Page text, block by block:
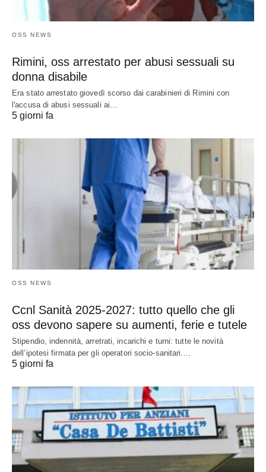
OSS NEWS
Rimini, oss arrestato per abusi sessuali su
donna disabile
Era stato arrestato giovedì scorso dai carabinieri di Rimini con
l'accusa di abusi sessuali ai…
5 giorni fa
OSS NEWS
Ccnl Sanità 2025-2027: tutto quello che gli
oss devono sapere su aumenti, ferie e tutele
Stipendio, indennità, arretrati, incarichi e turni: tutte le novità
dell’ipotesi firmata per gli operatori socio-sanitari.…
5 giorni fa